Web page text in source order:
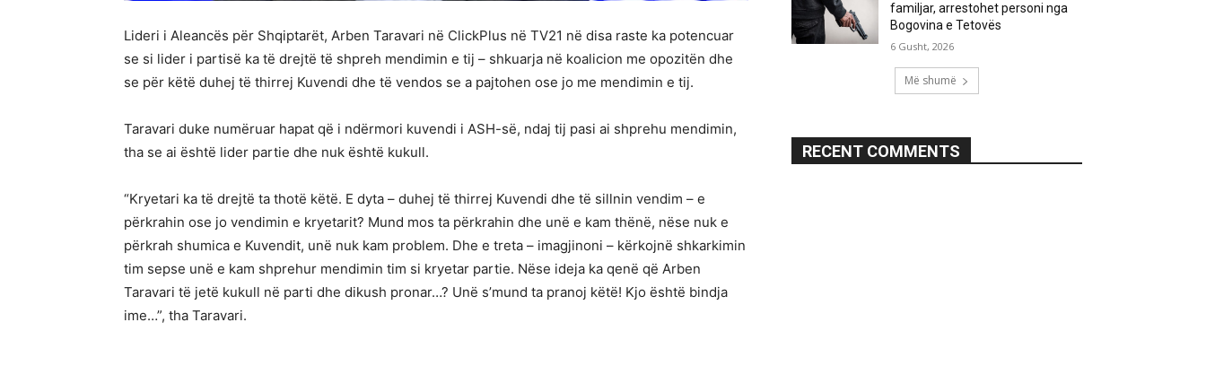
Lideri i Aleancës për Shqiptarët, Arben Taravari në ClickPlus në TV21 në disa raste ka potencuar
se si lider i partisë ka të drejtë të shpreh mendimin e tij – shkuarja në koalicion me opozitën dhe
se për këtë duhej të thirrej Kuvendi dhe të vendos se a pajtohen ose jo me mendimin e tij.
Taravari duke numëruar hapat që i ndërmori kuvendi i ASH-së, ndaj tij pasi ai shprehu mendimin,
tha se ai është lider partie dhe nuk është kukull.
“Kryetari ka të drejtë ta thotë këtë. E dyta – duhej të thirrej Kuvendi dhe të sillnin vendim – e
përkrahin ose jo vendimin e kryetarit? Mund mos ta përkrahin dhe unë e kam thënë, nëse nuk e
përkrah shumica e Kuvendit, unë nuk kam problem. Dhe e treta – imagjinoni – kërkojnë shkarkimin
tim sepse unë e kam shprehur mendimin tim si kryetar partie. Nëse ideja ka qenë që Arben
Taravari të jetë kukull në parti dhe dikush pronar…? Unë s’mund ta pranoj këtë! Kjo është bindja
ime…”, tha Taravari.
familjar, arrestohet personi nga
Bogovina e Tetovës
6 Gusht, 2026
Më shumë
RECENT COMMENTS